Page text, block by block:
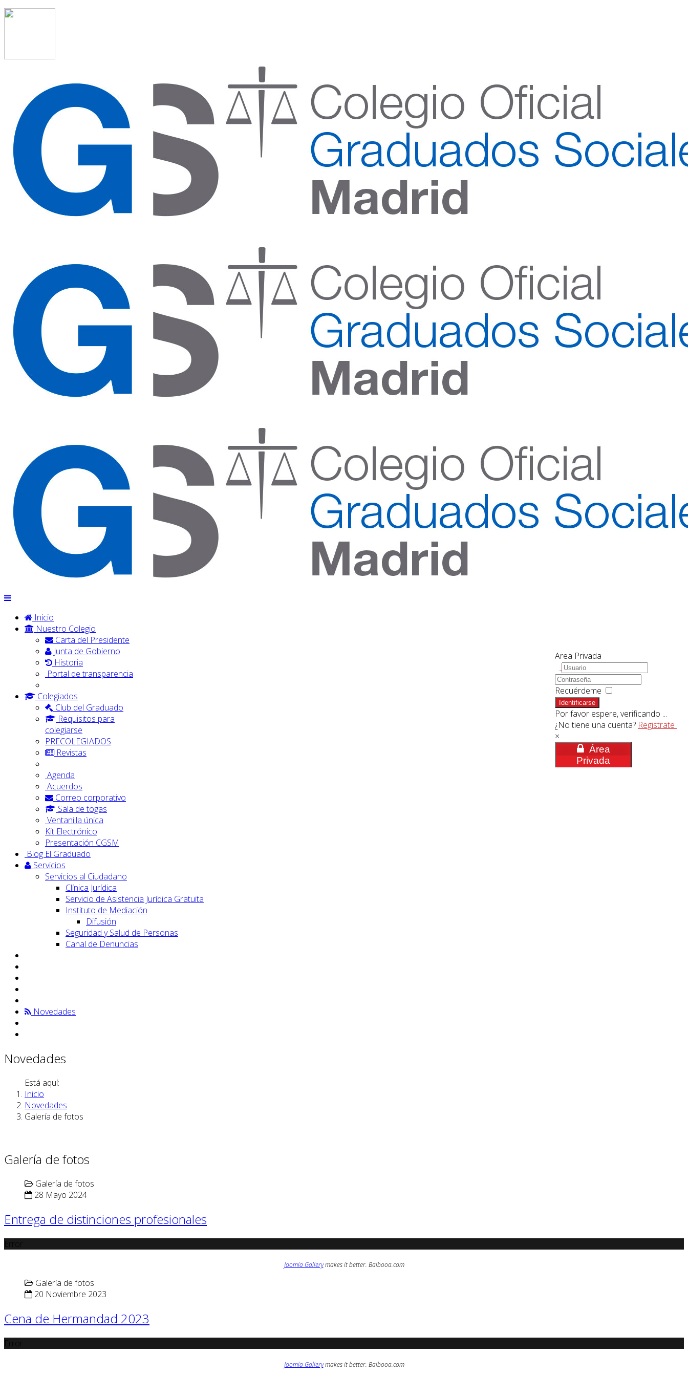
Area Privada
Recuérdeme
Identificarse
Por favor espere, verificando ...
¿No tiene una cuenta? Registrate
×
Área
Privada
Inicio
Nuestro Colegio
Carta del Presidente
Junta de Gobierno
Historia
Portal de transparencia
Colegiados
Club del Graduado
Requisitos para
colegiarse
PRECOLEGIADOS
Revistas
Agenda
Acuerdos
Correo corporativo
Sala de togas
Ventanilla única
Kit Electrónico
Presentación CGSM
Blog El Graduado
Servicios
Servicios al Ciudadano
Clínica Jurídica
Servicio de Asistencia Jurídica Gratuita
Instituto de Mediación
Difusión
Seguridad y Salud de Personas
Canal de Denuncias
Novedades
Novedades
Está aquí:
Inicio
Novedades
Galería de fotos
Galería de fotos
Galería de fotos
28 Mayo 2024
Entrega de distinciones profesionales
Joomla Gallerymakes it better. Balbooa.com
Galería de fotos
20 Noviembre 2023
Cena de Hermandad 2023
Joomla Gallerymakes it better. Balbooa.com